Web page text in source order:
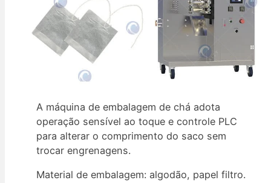
A máquina de embalagem de chá adota
operação sensível ao toque e controle PLC
para alterar o comprimento do saco sem
trocar engrenagens.
Material de embalagem: algodão, papel filtro.